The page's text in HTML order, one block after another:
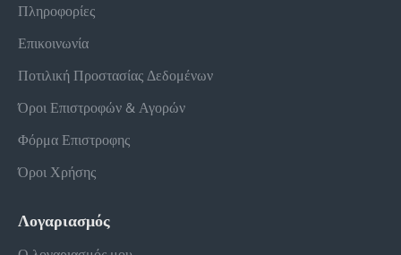
Πληροφορίες
Επικοινωνία
Ποτιλική Προστασίας Δεδομένων
Όροι Επιστροφών & Αγορών
Φόρμα Επιστροφης
Όροι Χρήσης
Λογαριασμός